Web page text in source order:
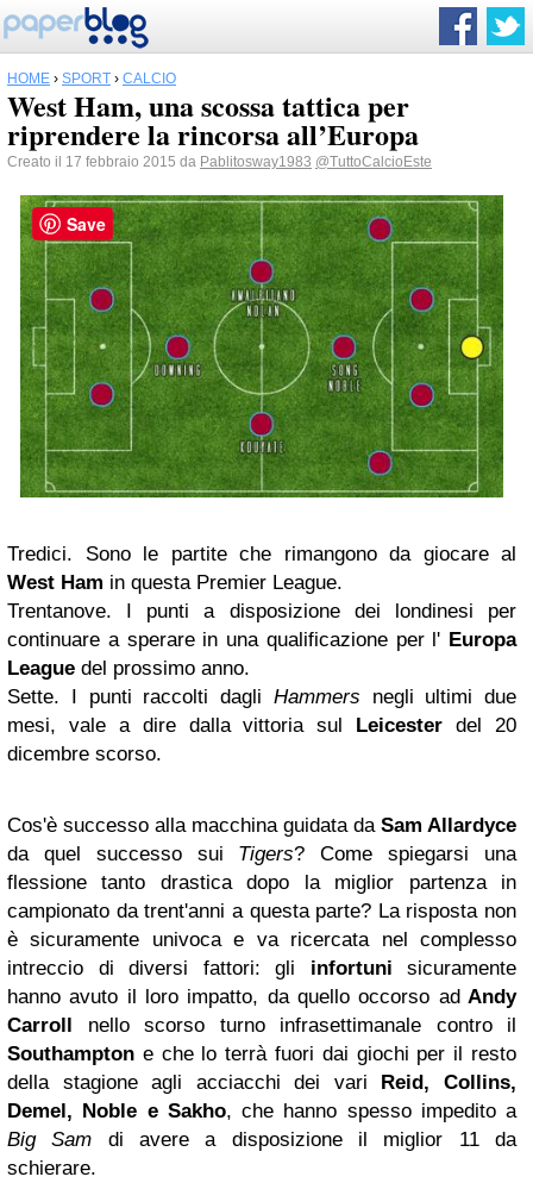
HOME › SPORT › CALCIO
West Ham, una scossa tattica per
riprendere la rincorsa all’Europa
Creato il 17 febbraio 2015 da Pablitosway1983 @TuttoCalcioEste
Tredici. Sono le partite che rimangono da giocare al
West Ham in questa Premier League.
Trentanove. I punti a disposizione dei londinesi per
continuare a sperare in una qualificazione per l' Europa
League del prossimo anno.
Sette. I punti raccolti dagli Hammers negli ultimi due
mesi, vale a dire dalla vittoria sul
Leicester del 20
dicembre scorso.
Cos'è successo alla macchina guidata da Sam Allardyce
da quel successo sui Tigers? Come spiegarsi una
flessione tanto drastica dopo la miglior partenza in
campionato da trent'anni a questa parte? La risposta non
è sicuramente univoca e va ricercata nel complesso
intreccio di diversi fattori: gli infortuni sicuramente
hanno avuto il loro impatto, da quello occorso ad Andy
Carroll nello scorso turno infrasettimanale contro il
Southampton e che lo terrà fuori dai giochi per il resto
della stagione agli acciacchi dei vari
Reid, Collins,
Demel, Noble e Sakho, che hanno spesso impedito a
Big Sam di avere a disposizione il miglior 11 da
schierare.
Save